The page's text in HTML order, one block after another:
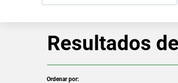
Resultados
Ordenar por: